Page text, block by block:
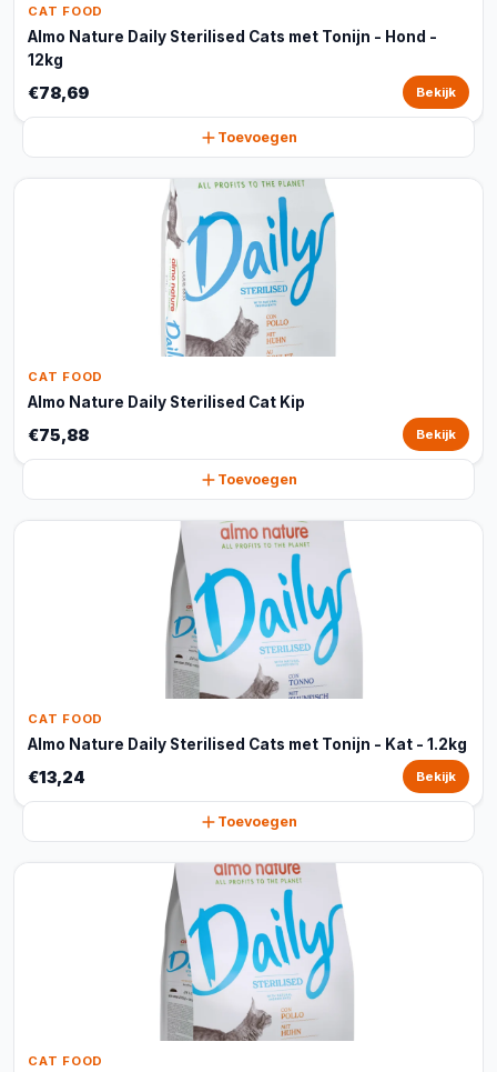
CAT FOOD
Almo Nature Daily Sterilised Cats met Tonijn - Hond -
12kg
€78,69 Bekijk
Toevoegen
CAT FOOD
Almo Nature Daily Sterilised Cat Kip
€75,88 Bekijk
Toevoegen
CAT FOOD
Almo Nature Daily Sterilised Cats met Tonijn - Kat - 1.2kg
€13,24 Bekijk
Toevoegen
CAT FOOD